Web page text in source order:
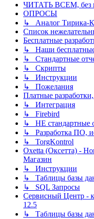
ЧИТАТЬ ВСЕМ, без
ОПРОСЫ
↳ Аналог Тирика-
Список
Бесплатные
↳ Наши бесплатные
↳ Стандартные
↳ Скрипты
↳ Инструкции
↳ Пожелания
Платные
↳ Интеграция
↳ Firebird
↳ НЕ стандартные
↳ Разработка ПО,
↳ TorgKontrol
Oxetta (Оксетта) -
Магазин
↳ Инструкции
↳ Таблицы базы
↳ SQL Запросы
Сервисный Центр -
12.5
↳ Таблицы базы